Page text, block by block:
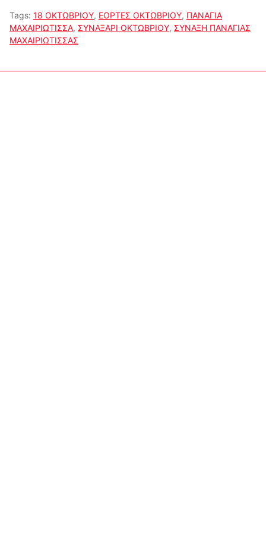
Tags: 18 ΟΚΤΩΒΡΙΟΥ, ΕΟΡΤΕΣ ΟΚΤΩΒΡΙΟΥ, ΠΑΝΑΓΙΑ
ΜΑΧΑΙΡΙΩΤΙΣΣΑ, ΣΥΝΑΞΑΡΙ ΟΚΤΩΒΡΙΟΥ, ΣΥΝΑΞΗ ΠΑΝΑΓΙΑΣ
ΜΑΧΑΙΡΙΩΤΙΣΣΑΣ